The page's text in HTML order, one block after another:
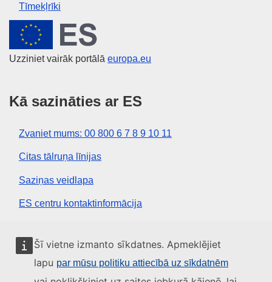
Šī vietne izmanto sīkdatnes. Apmeklējiet
lapu par mūsu politiku attiecībā uz sīkdatnēm
Tīmekļrīki
Eiropas Savienība
Uzziniet vairāk portālā europa.eu
Kā sazināties ar ES
Zvaniet mums: 00 800 6 7 8 9 10 11
Citas tālruņa līnijas
Saziņas veidlapa
ES centru kontaktinformācija
Sociālie mediji